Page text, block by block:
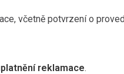
včetně potvrzení o
reklamace.